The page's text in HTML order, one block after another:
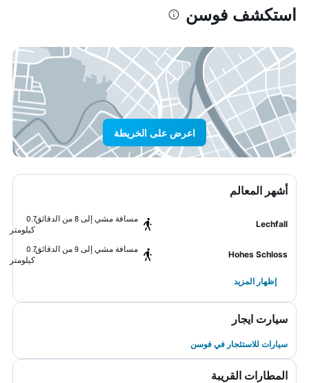
استكشف فوسن
اعرض على الخريطة
أشهر المعالم
Lechfall
مسافة مشي إلى 8 من الدقائق
0.7
كيلومتر
Hohes Schloss
مسافة مشي إلى 9 من الدقائق
0.7
كيلومتر
إظهار المزيد
سيارت ايجار
سيارات للاستئجار في فوسن
المطارات القريبة